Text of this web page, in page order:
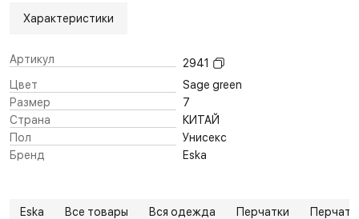
Характеристики
Артикул
2941
Цвет
Sage green
Размер
7
Страна
КИТАЙ
Пол
Унисекс
Бренд
Eska
Eska Все товары Вся одежда Перчатки